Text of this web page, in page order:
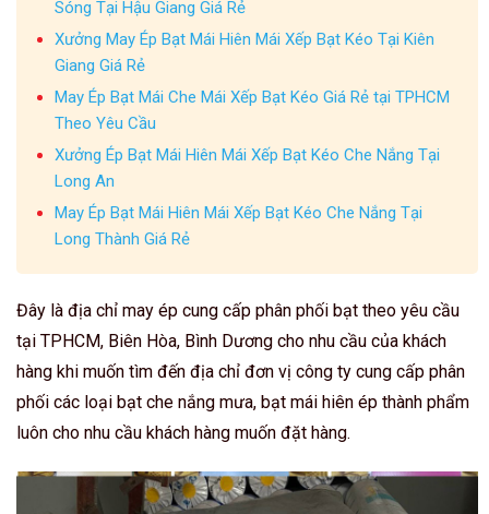
Sóng Tại Hậu Giang Giá Rẻ
Xưởng May Ép Bạt Mái Hiên Mái Xếp Bạt Kéo Tại Kiên
Giang Giá Rẻ
May Ép Bạt Mái Che Mái Xếp Bạt Kéo Giá Rẻ tại TPHCM
Theo Yêu Cầu
Xưởng Ép Bạt Mái Hiên Mái Xếp Bạt Kéo Che Nắng Tại
Long An
May Ép Bạt Mái Hiên Mái Xếp Bạt Kéo Che Nắng Tại
Long Thành Giá Rẻ
Đây là địa chỉ may ép cung cấp phân phối bạt theo yêu cầu
tại TPHCM, Biên Hòa, Bình Dương cho nhu cầu của khách
hàng khi muốn tìm đến địa chỉ đơn vị công ty cung cấp phân
phối các loại bạt che nắng mưa, bạt mái hiên ép thành phẩm
luôn cho nhu cầu khách hàng muốn đặt hàng.